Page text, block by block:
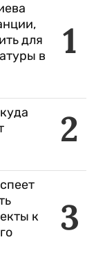
1
для
в
2
3
к